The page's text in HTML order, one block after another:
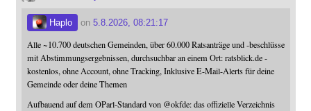
Haplo on 5.8.2026, 08:21:17
Alle ~10.700 deutschen Gemeinden, über 60.000 Ratsanträge und -beschlüsse
mit Abstimmungsergebnissen, durchsuchbar an einem Ort: ratsblick.de -
kostenlos, ohne Account, ohne Tracking, Inklusive E-Mail-Alerts für deine
Gemeinde oder deine Themen
Aufbauend auf dem OParl-Standard von @okfde: das offizielle Verzeichnis